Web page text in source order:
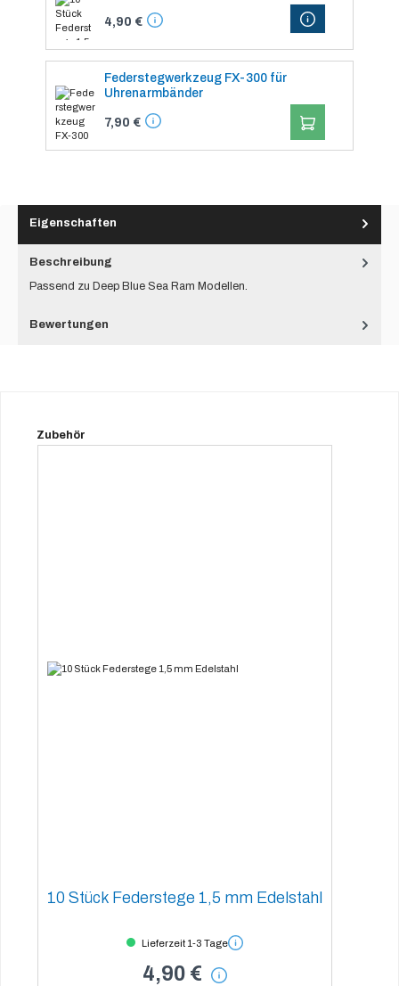
4,90 €
DETAILS
Federstegwerkzeug FX-300 für
Uhrenarmbänder
7,90 € IN DEN
Eigenschaften
Beschreibung
Passend zu Deep Blue Sea Ram Modellen.
Bewertungen
Produktgalerie überspringen
Zubehör
10 Stück Federstege 1,5 mm Edelstahl
Lieferzeit 1-3 Tage
4,90 €